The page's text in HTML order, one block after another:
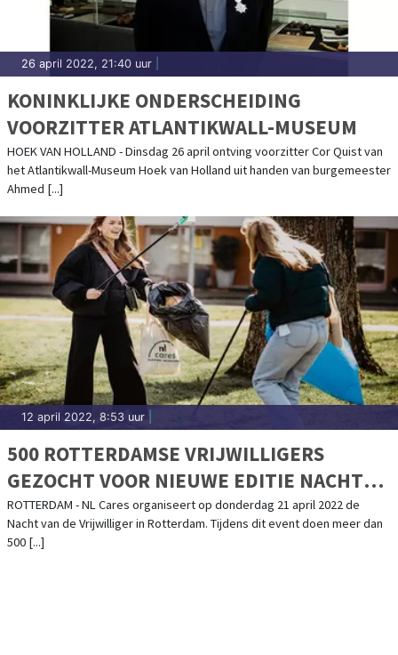
26 april 2022, 21:40 uur
KONINKLIJKE ONDERSCHEIDING
VOORZITTER ATLANTIKWALL-MUSEUM
HOEK VAN HOLLAND - Dinsdag 26 april ontving voorzitter Cor Quist van
het Atlantikwall-Museum Hoek van Holland uit handen van burgemeester
Ahmed [...]
12 april 2022, 8:53 uur
500 ROTTERDAMSE VRIJWILLIGERS
GEZOCHT VOOR NIEUWE EDITIE NACHT
VAN DE VRIJWILLIGER
ROTTERDAM - NL Cares organiseert op donderdag 21 april 2022 de
Nacht van de Vrijwilliger in Rotterdam. Tijdens dit event doen meer dan
500 [...]